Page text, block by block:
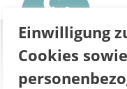
Einwilligung
Cookies